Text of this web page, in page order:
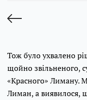
Тож було ухвалено
щойно звільненого,
«Красного» Лиману.
Лиман, а виявилося,